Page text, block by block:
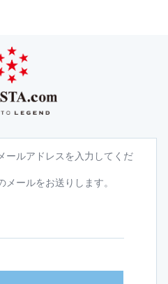
ールアドレスを入力してくだ
ールをお送りします。